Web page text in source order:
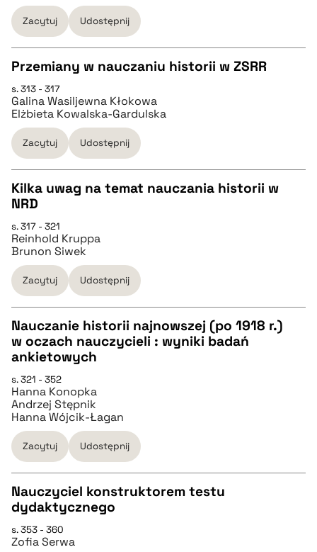
pobierz cytat
BIBTEX
pobierz cytat
Zacytuj Udostępnij
CZYSTY TEKST
pobierz cytat
Przemiany w nauczaniu historii w ZSRR
s. 313 - 317
Galina Wasiljewna Kłokowa
Elżbieta Kowalska-Gardulska
Zacytuj Udostępnij
pobierz cytat
BIBTEX
pobierz cytat
Kilka uwag na temat nauczania historii w
NRD
s. 317 - 321
Reinhold Kruppa
Brunon Siwek
Zacytuj Udostępnij
CZYSTY TEKST
pobierz cytat
BIBTEX
pobierz cytat
Nauczanie historii najnowszej (po 1918 r.)
w oczach nauczycieli : wyniki badań
ankietowych
s. 321 - 352
Hanna Konopka
Andrzej Stępnik
Hanna Wójcik-Łagan
Zacytuj Udostępnij
CZYSTY TEKST
Nauczyciel konstruktorem testu
dydaktycznego
s. 353 - 360
Zofia Serwa